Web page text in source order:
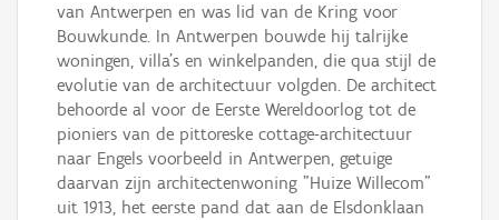
van Antwerpen en was lid van de Kring voor
Bouwkunde. In Antwerpen bouwde hij talrijke
woningen, villa’s en winkelpanden, die qua stijl de
evolutie van de architectuur volgden. De architect
behoorde al voor de Eerste Wereldoorlog tot de
pioniers van de pittoreske cottage-architectuur
naar Engels voorbeeld in Antwerpen, getuige
daarvan zijn architectenwoning "Huize Willecom"
uit 1913, het eerste pand dat aan de Elsdonklaan